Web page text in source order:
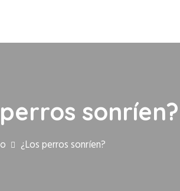
sonríen?
¿Los perros sonríen?